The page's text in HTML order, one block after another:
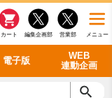
メニュー
営業部
編集企画部
カート
電子版
WEB
連動企画
看護・介護
シリーズ一覧
バックナンバー